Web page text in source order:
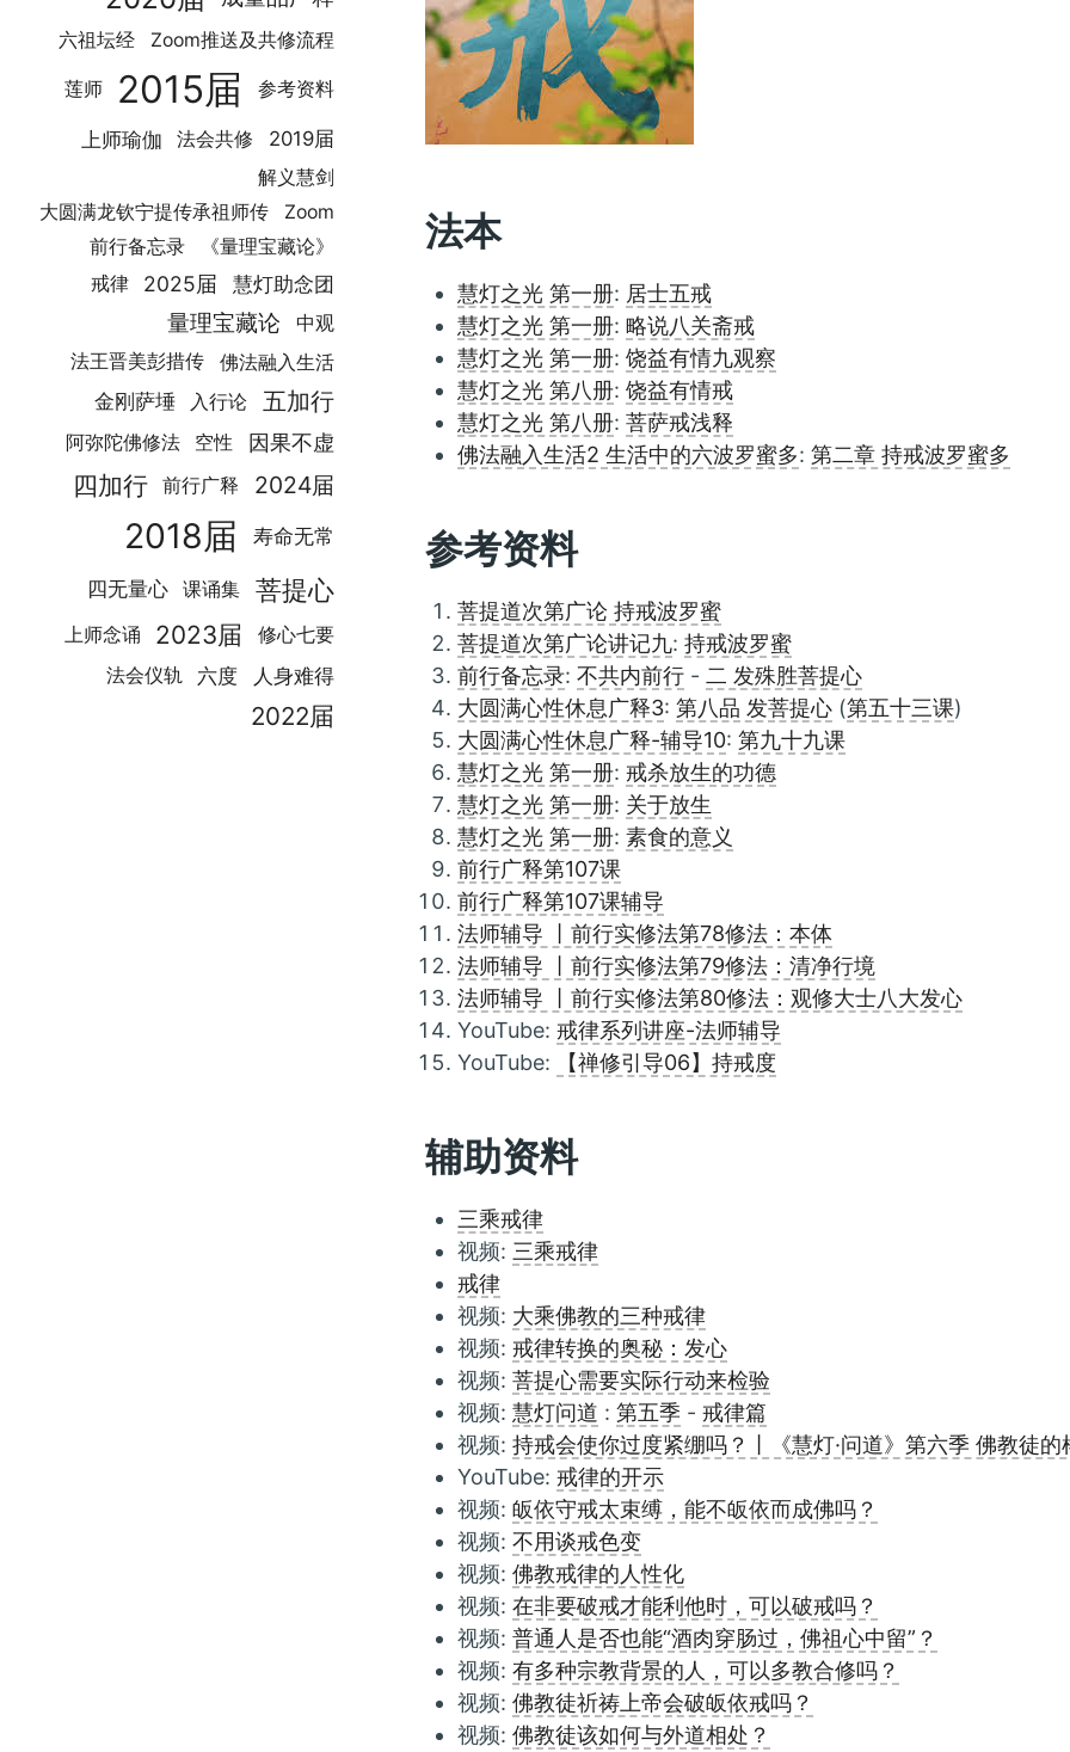
六祖坛经 Zoom推送及共修流程
莲师 2015届 参考资料
上师瑜伽 法会共修
2019届
解义慧剑
大圆满龙钦宁提传承祖师传
Zoom
前行备忘录
《量理宝藏论》
戒律
2025届 慧灯助念团
量理宝藏论
中观
法王晋美彭措传
佛法融入生活
金刚萨埵 入行论 五加行
阿弥陀佛修法 空性 因果不虚
四加行 前行广释 2024届
2018届 寿命无常
四无量心 课诵集 菩提心
上师念诵 2023届
修心七要
法会仪轨
六度 人身难得
2022届
法本
慧灯之光 第一册: 居士五戒
慧灯之光 第一册: 略说八关斋戒
慧灯之光 第一册: 饶益有情九观察
慧灯之光 第八册: 饶益有情戒
慧灯之光 第八册: 菩萨戒浅释
佛法融入生活2 生活中的六波罗蜜多: 第二章 持戒波罗蜜多
参考资料
菩提道次第广论 持戒波罗蜜
菩提道次第广论讲记九: 持戒波罗蜜
前行备忘录: 不共内前行 - 二 发殊胜菩提心
大圆满心性休息广释3: 第八品 发菩提心 (第五十三课)
大圆满心性休息广释-辅导10: 第九十九课
慧灯之光 第一册: 戒杀放生的功德
慧灯之光 第一册: 关于放生
慧灯之光 第一册: 素食的意义
前行广释第107课
前行广释第107课辅导
法师辅导 丨前行实修法第78修法：本体
法师辅导 丨前行实修法第79修法：清净行境
法师辅导 丨前行实修法第80修法：观修大士八大发心
YouTube: 戒律系列讲座-法师辅导
YouTube:
【禅修引导06】持戒度
辅助资料
三乘戒律
视频: 三乘戒律
戒律
视频: 大乘佛教的三种戒律
视频: 戒律转换的奥秘：发心
视频: 菩提心需要实际行动来检验
视频: 慧灯问道 : 第五季 - 戒律篇
视频: 持戒会使你过度紧绷吗？丨《慧灯·问道》第六季 佛教徒的
YouTube: 戒律的开示
视频: 皈依守戒太束缚，能不皈依而成佛吗？
视频: 不用谈戒色变
视频: 佛教戒律的人性化
视频: 在非要破戒才能利他时，可以破戒吗？
视频: 普通人是否也能“酒肉穿肠过，佛祖心中留”？
视频: 有多种宗教背景的人，可以多教合修吗？
视频: 佛教徒祈祷上帝会破皈依戒吗？
视频: 佛教徒该如何与外道相处？